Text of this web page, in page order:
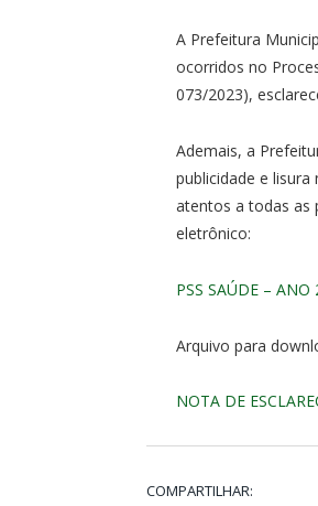
A Prefeitura
ocorridos no
073/2023),
Ademais, a
publicidade e
atentos a todas as
eletrônico:
PSS SAÚDE –
Arquivo para
NOTA DE
COMPARTILHAR: